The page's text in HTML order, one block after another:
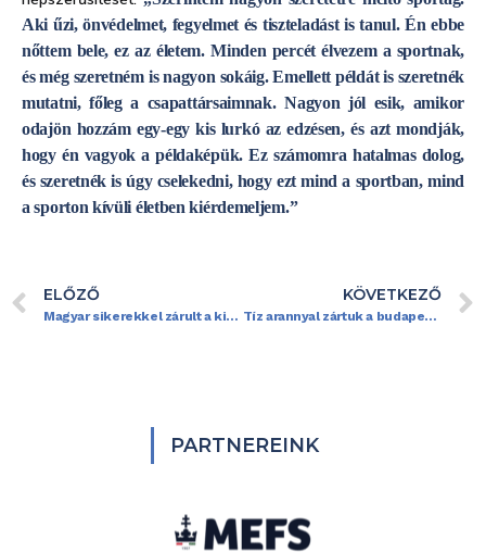
Aki űzi, önvédelmet, fegyelmet és tiszteladást is tanul. Én ebbe
nőttem bele, ez az életem. Minden percét élvezem a sportnak,
és még szeretném is nagyon sokáig. Emellett példát is szeretnék
mutatni, főleg a csapattársaimnak. Nagyon jól esik, amikor
odajön hozzám egy-egy kis lurkó az edzésen, és azt mondják,
hogy én vagyok a példaképük. Ez számomra hatalmas dolog,
és szeretnék is úgy cselekedni, hogy ezt mind a sportban, mind
a sporton kívüli életben kiérdemeljem.”
ELŐZŐ
Magyar sikerekkel zárult a kickbox vb Budapesten
KÖVETKEZŐ
Tíz arannyal zártuk a budapesti kickbox világkupát
PARTNEREINK